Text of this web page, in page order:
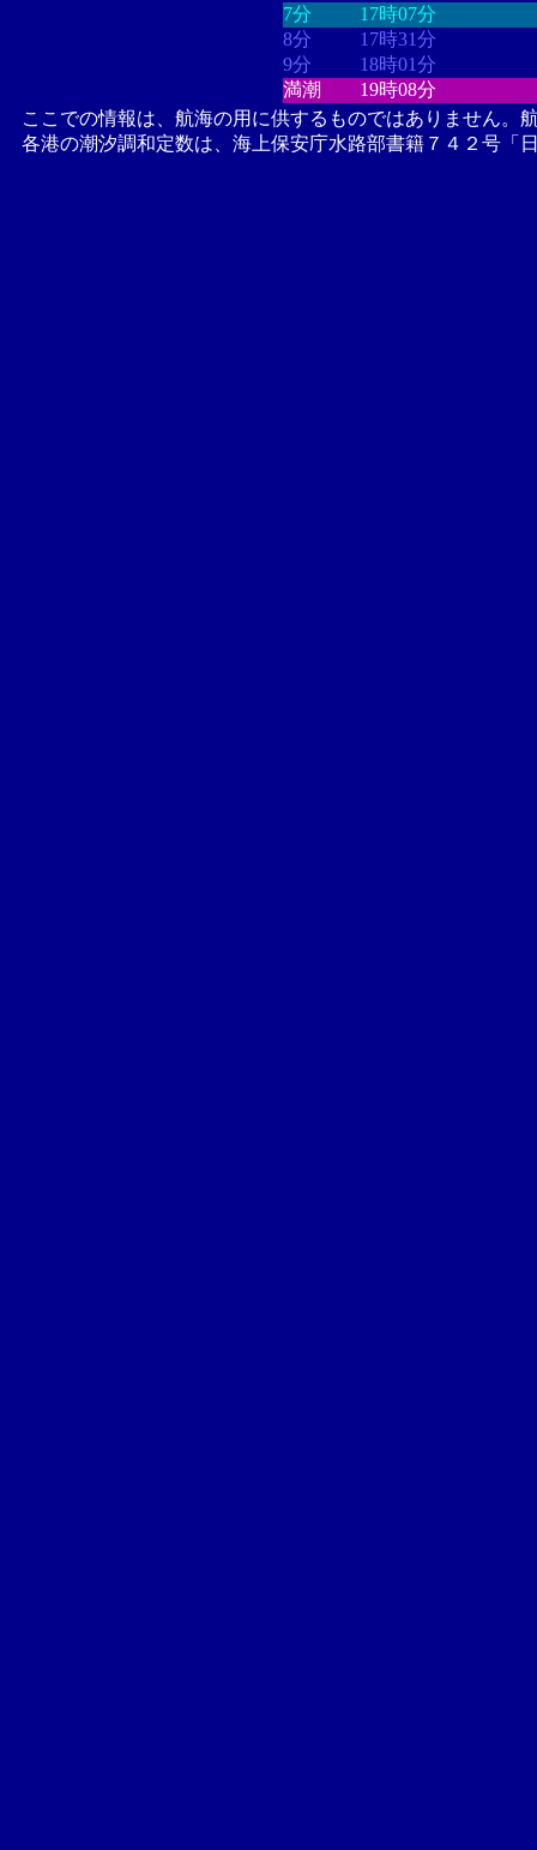
7分
17時07分
8分
17時31分
9分
18時01分
満潮
19時08分
ここでの情報は、航海の用に供するものではありません。
各港の潮汐調和定数は、海上保安庁水路部書籍７４２号「